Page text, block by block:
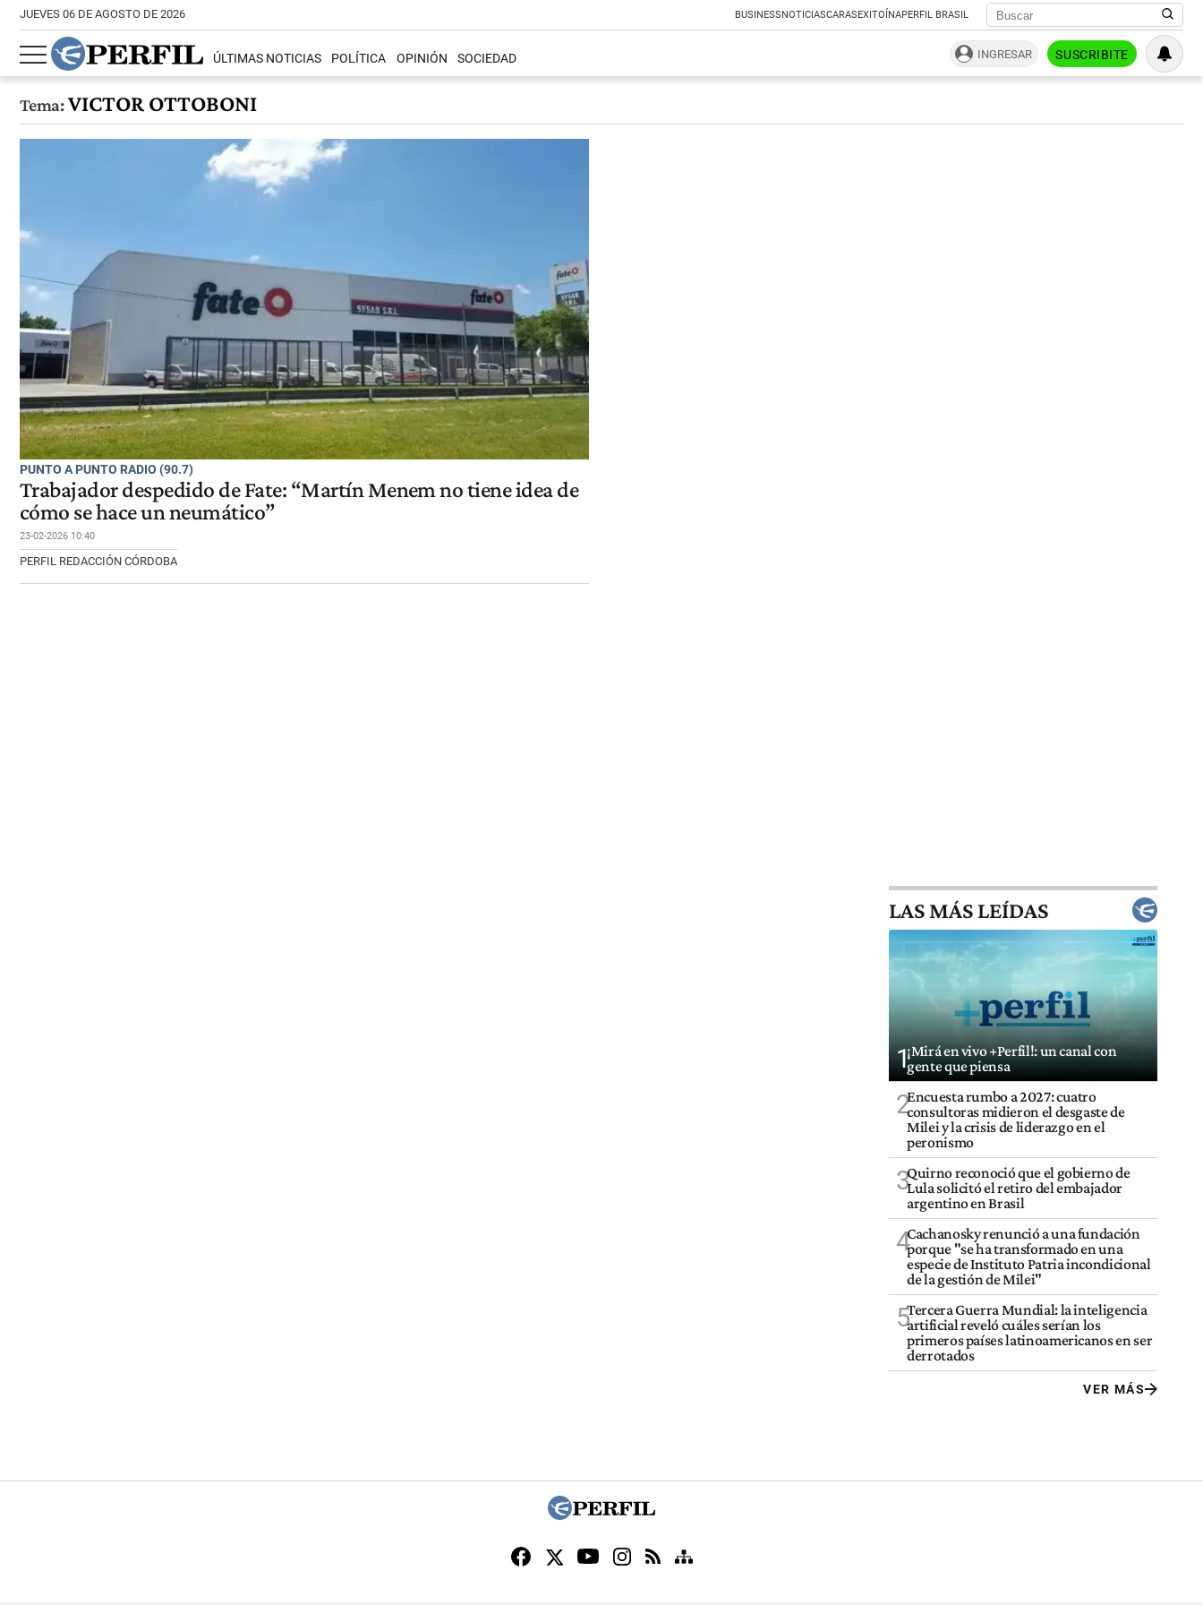
JUEVES 06 DE AGOSTO DE 2026 BUSINESSNOTICIASCARASEXITOÍNAPERFIL BRASIL
ÚLTIMAS NOTICIAS POLÍTICA OPINIÓN SOCIEDAD INGRESAR SUSCRIBITE
Tema:VICTOR OTTOBONI
PUNTO A PUNTO RADIO (90.7)
Trabajador despedido de Fate: “Martín Menem no tiene idea de
cómo se hace un neumático”
23-02-2026 10:40
PERFIL REDACCIÓN CÓRDOBA
LAS MÁS LEÍDAS
1¡Mirá en vivo +Perfil!: un canal con
gente que piensa
2Encuesta rumbo a 2027: cuatro
consultoras midieron el desgaste de
Milei y la crisis de liderazgo en el
peronismo
3Quirno reconoció que el gobierno de
Lula solicitó el retiro del embajador
argentino en Brasil
4Cachanosky renunció a una fundación
porque "se ha transformado en una
especie de Instituto Patria incondicional
de la gestión de Milei"
5Tercera Guerra Mundial: la inteligencia
artificial reveló cuáles serían los
primeros países latinoamericanos en ser
derrotados
VER MÁS